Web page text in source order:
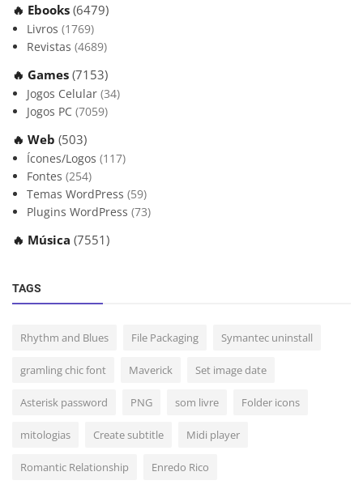
🔥 Ebooks (6479)
Livros (1769)
Revistas (4689)
🔥 Games (7153)
Jogos Celular (34)
Jogos PC (7059)
🔥 Web (503)
Ícones/Logos (117)
Fontes (254)
Temas WordPress (59)
Plugins WordPress (73)
🔥 Música (7551)
TAGS
Rhythm and Blues File Packaging Symantec uninstall
gramling chic font Maverick Set image date
Asterisk password PNG som livre Folder icons
mitologias Create subtitle Midi player
Romantic Relationship Enredo Rico